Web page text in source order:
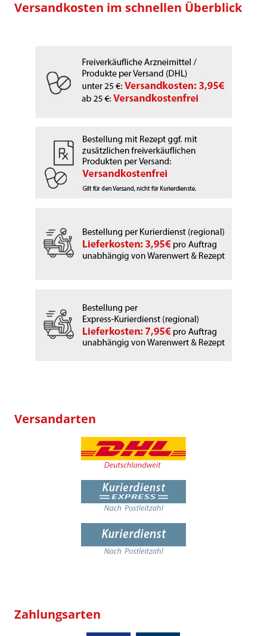
Versandkosten im schnellen Überblick
Versandarten
Zahlungsarten